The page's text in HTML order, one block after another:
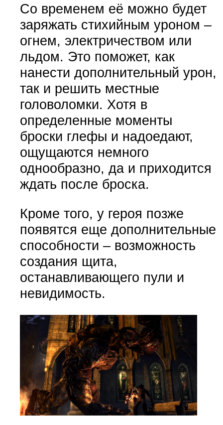
Со временем её можно будет
заряжать стихийным уроном –
огнем, электричеством или
льдом. Это поможет, как
нанести дополнительный урон,
так и решить местные
головоломки. Хотя в
определенные моменты
броски глефы и надоедают,
ощущаются немного
однообразно, да и приходится
ждать после броска.
Кроме того, у героя позже
появятся еще дополнительные
способности – возможность
создания щита,
останавливающего пули и
невидимость.